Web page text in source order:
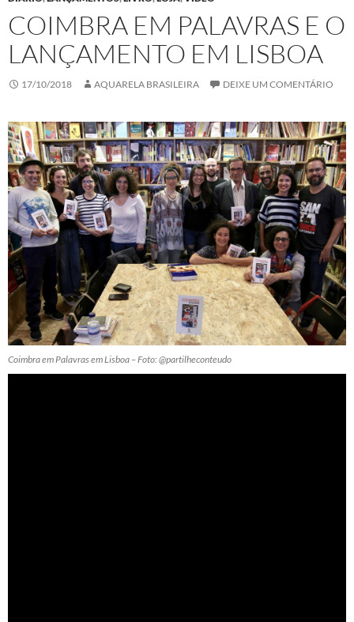
COIMBRA EM PALAVRAS E O
LANÇAMENTO EM LISBOA
17/10/2018 AQUARELA BRASILEIRA DEIXE UM COMENTÁRIO
Coimbra em Palavras em Lisboa – Foto: @partilheconteudo